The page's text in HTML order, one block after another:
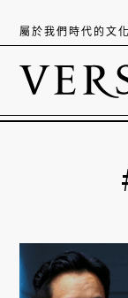
屬於我們時代的文